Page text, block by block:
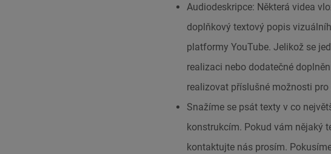
Audiodeskripce: Některá videa
doplňkový textový popis
platformy YouTube. Jelikož se
realizaci nebo dodatečné
realizovat příslušné možnosti
Snažíme se psát texty v co
konstrukcím. Pokud vám nějaký
kontaktujte nás prosím.